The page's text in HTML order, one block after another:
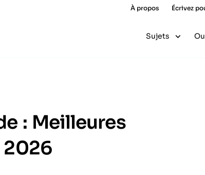
À propos Écrivez
Sujets
: Meilleures
2026